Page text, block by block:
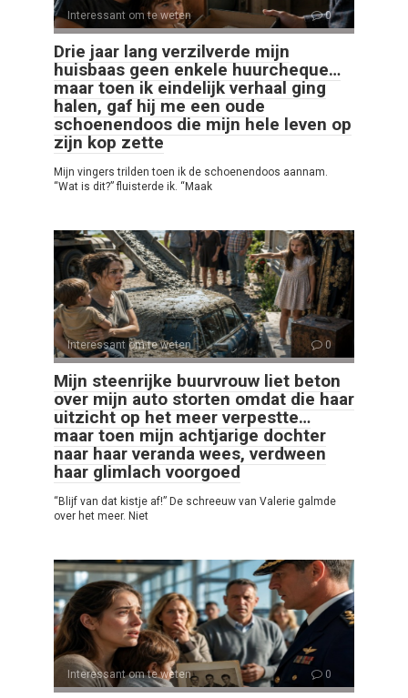
Interessant om te weten 0
Drie jaar lang verzilverde mijn
huisbaas geen enkele huurcheque…
maar toen ik eindelijk verhaal ging
halen, gaf hij me een oude
schoenendoos die mijn hele leven op
zijn kop zette
Mijn vingers trilden toen ik de schoenendoos aannam.
“Wat is dit?” fluisterde ik. “Maak
Interessant om te weten 0
Mijn steenrijke buurvrouw liet beton
over mijn auto storten omdat die haar
uitzicht op het meer verpestte…
maar toen mijn achtjarige dochter
naar haar veranda wees, verdween
haar glimlach voorgoed
“Blijf van dat kistje af!” De schreeuw van Valerie galmde
over het meer. Niet
Interessant om te weten 0